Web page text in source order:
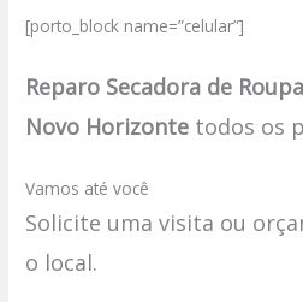
[porto_block name=”celular”]
Reparo Secadora de
Novo Horizonte todos os
Vamos até você
Solicite uma visita ou
o local.